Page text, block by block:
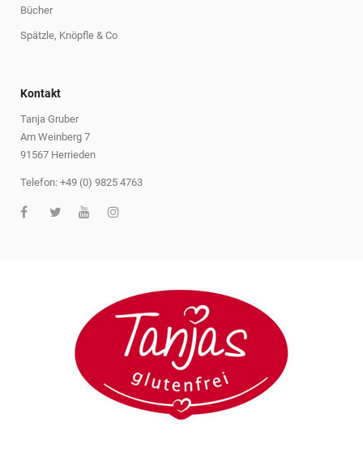
Bücher
Spätzle, Knöpfle & Co
Kontakt
Tanja Gruber
Am Weinberg 7
91567 Herrieden
Telefon: +49 (0) 9825 4763